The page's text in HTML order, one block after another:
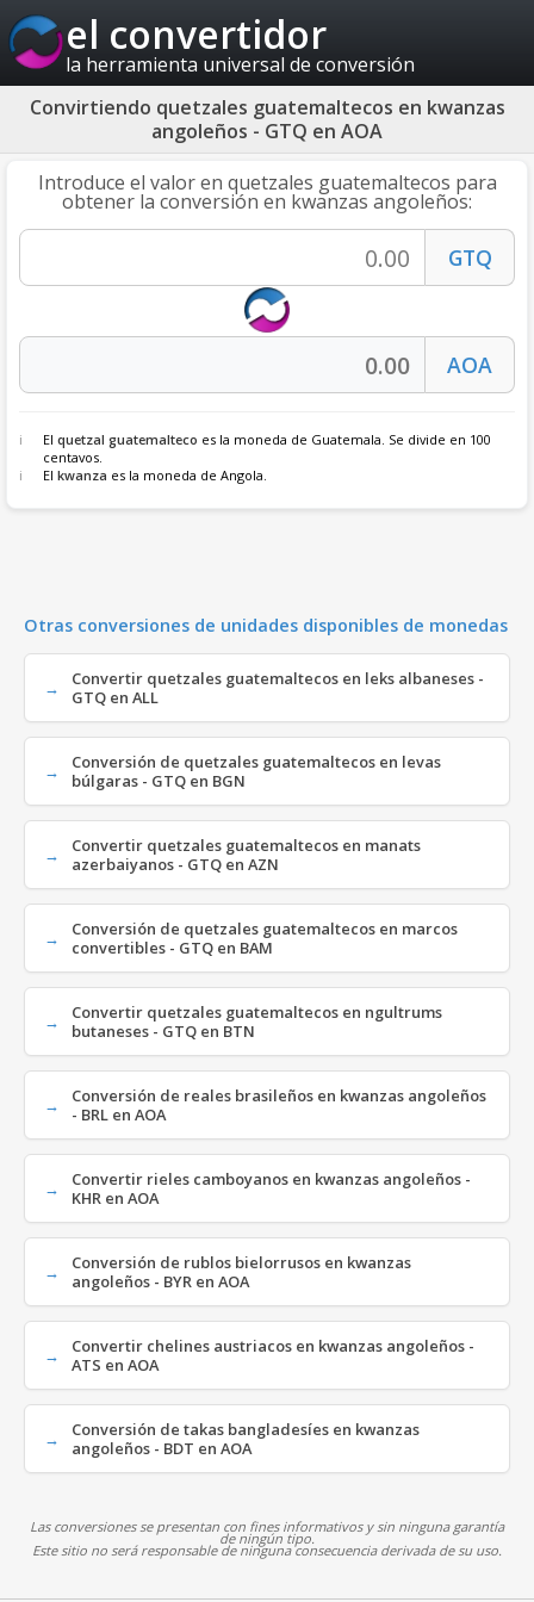
el convertidor
la herramienta universal de conversión
Convirtiendo quetzales guatemaltecos en kwanzas
angoleños - GTQ en AOA
Introduce el valor en quetzales guatemaltecos para
obtener la conversión en kwanzas angoleños:
El quetzal guatemalteco es la moneda de Guatemala. Se divide en 100
centavos.
El kwanza es la moneda de Angola.
Otras conversiones de unidades disponibles de monedas
Convertir quetzales guatemaltecos en leks albaneses -
GTQ en ALL
Conversión de quetzales guatemaltecos en levas
búlgaras - GTQ en BGN
Convertir quetzales guatemaltecos en manats
azerbaiyanos - GTQ en AZN
Conversión de quetzales guatemaltecos en marcos
convertibles - GTQ en BAM
Convertir quetzales guatemaltecos en ngultrums
butaneses - GTQ en BTN
Conversión de reales brasileños en kwanzas angoleños
- BRL en AOA
Convertir rieles camboyanos en kwanzas angoleños -
KHR en AOA
Conversión de rublos bielorrusos en kwanzas
angoleños - BYR en AOA
Convertir chelines austriacos en kwanzas angoleños -
ATS en AOA
Conversión de takas bangladesíes en kwanzas
angoleños - BDT en AOA
Las conversiones se presentan con fines informativos y sin ninguna garantía
de ningún tipo.
Este sitio no será responsable de ninguna consecuencia derivada de su uso.